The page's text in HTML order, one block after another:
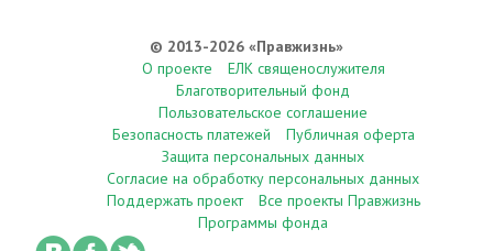
© 2013-2026 «Правжизнь»
О проекте
ЕЛК священослужителя
Благотворительный фонд
Пользовательское соглашение
Безопасность платежей
Публичная оферта
Защита персональных данных
Согласие на обработку персональных данных
Поддержать проект
Все проекты Правжизнь
Программы фонда